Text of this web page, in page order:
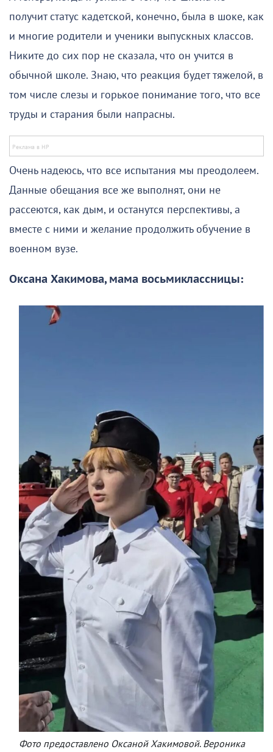
получит статус кадетской, конечно, была в шоке, как
и многие родители и ученики выпускных классов.
Никите до сих пор не сказала, что он учится в
обычной школе. Знаю, что реакция будет тяжелой, в
том числе слезы и горькое понимание того, что все
труды и старания были напрасны.
Очень надеюсь, что все испытания мы преодолеем.
Данные обещания все же выполнят, они не
рассеются, как дым, и останутся перспективы, а
вместе с ними и желание продолжить обучение в
военном вузе.
Оксана Хакимова, мама восьмиклассницы:
Фото предоставлено Оксаной Хакимовой. Вероника